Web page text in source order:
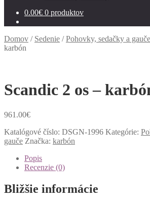
0.00€ 0 produktov
Domov / Sedenie /Pohovky, sedačky a gauče
karbón
Scandic 2 os –
961.00€
Katalógové číslo: DSGN-1996 Kategórie:
gauče Značka: karbón
Popis
Recenzie (0)
Bližšie informácie